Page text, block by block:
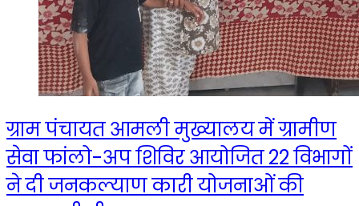
ग्राम पंचायत आमली मुख्यालय में ग्रामीण
सेवा फांलो-अप शिविर आयोजित 22 विभागों
ने दी जनकल्याण कारी योजनाओं की